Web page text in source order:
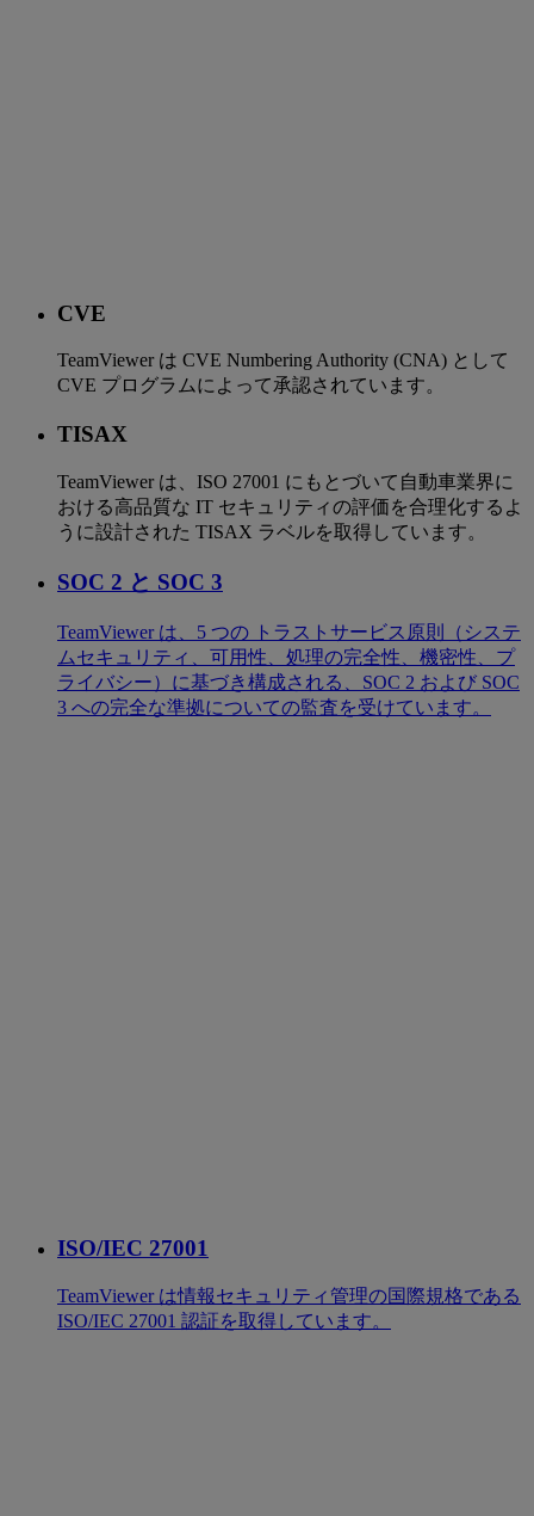
CVE
TeamViewer は CVE Numbering Authority (CNA) として
CVE プログラムによって承認されています。
TISAX
TeamViewer は、ISO 27001 にもとづいて自動車業界に
おける高品質な IT セキュリティの評価を合理化するよ
うに設計された TISAX ラベルを取得しています。
SOC 2 と SOC 3
TeamViewer は、5 つの トラストサービス原則（システ
ムセキュリティ、可用性、処理の完全性、機密性、プ
ライバシー）に基づき構成される、SOC 2 および SOC
3 への完全な準拠についての監査を受けています。
ISO/IEC 27001
TeamViewer は情報セキュリティ管理の国際規格である
ISO/IEC 27001 認証を取得しています。